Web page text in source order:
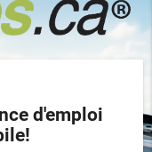
d'emploi